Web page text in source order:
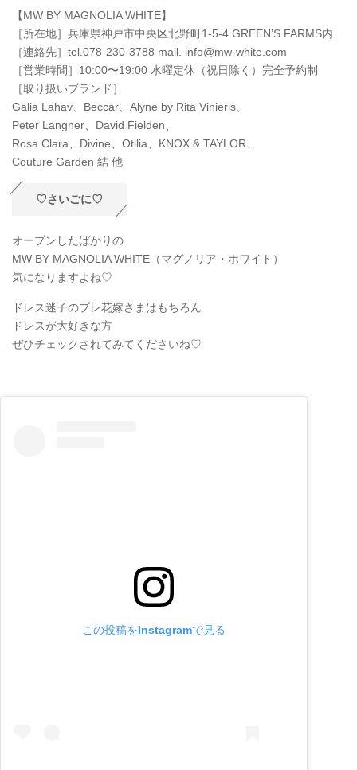
【MW BY MAGNOLIA WHITE】
［所在地］兵庫県神戸市中央区北野町1-5-4 GREEN’S FARMS内
［連絡先］tel.078-230-3788 mail. info@mw-white.com
［営業時間］10:00〜19:00 水曜定休（祝日除く）完全予約制
［取り扱いブランド］
Galia Lahav、Beccar、Alyne by Rita Vinieris、
Peter Langner、David Fielden、
Rosa Clara、Divine、Otilia、KNOX & TAYLOR、
Couture Garden 結 他
♡さいごに♡
オープンしたばかりの
MW BY MAGNOLIA WHITE（マグノリア・ホワイト）
気になりますよね♡
ドレス迷子のプレ花嫁さまはもちろん
ドレスが大好きな方
ぜひチェックされてみてくださいね♡
この投稿をInstagramで見る